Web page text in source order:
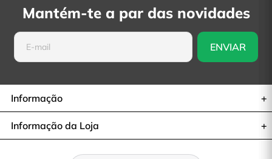
Mantém-te a par das novidades
Informação
Informação da Loja